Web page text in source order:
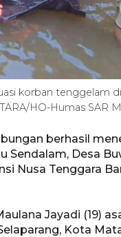
korban tenggelam
HO-Humas SAR
berhasil
Desa
Nusa Tenggara
Jayadi (19)
Kota